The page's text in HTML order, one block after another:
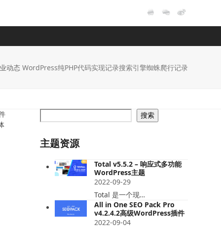
动态 WordPress纯PHP代码实现记录搜索引擎蜘蛛爬行记录
搜索
主题资源
Total v5.5.2 – 响应式多功能
WordPress主题
2022-09-29
Total 是一个现…
All in One SEO Pack Pro
v4.2.4.2高级WordPress插件
2022-09-04